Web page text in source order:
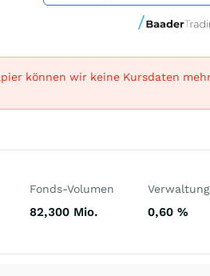
können wir keine Kursdaten
Fonds-Volumen
82,300 Mio. 0,60 %